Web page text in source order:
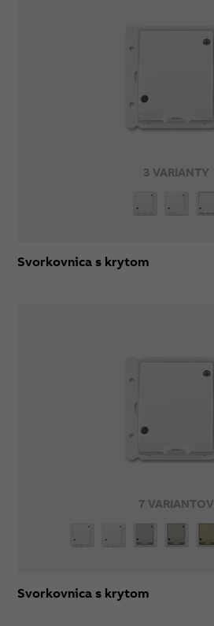
3 VARIANTY
Svorkovnica s krytom
7 VARIANTOV
Svorkovnica s krytom